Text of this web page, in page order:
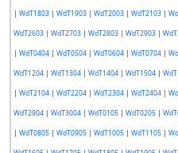
| WdT1803| WdT1903| WdT2003| WdT2103|
WdT2603| WdT2703| WdT2803| WdT2903|
| WdT0404| WdT0504| WdT0604| WdT0704|
WdT1204| WdT1304| WdT1404| WdT1504|
| WdT2104| WdT2204| WdT2304| WdT2404|
WdT2904| WdT3004| WdT0105| WdT0205|
| WdT0805| WdT0905| WdT1005| WdT1105|